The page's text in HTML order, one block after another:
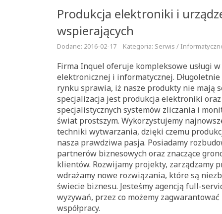
Produkcja elektroniki i
wspierających
Dodane: 2016-02-17 Kategoria: Serwis /
Firma Inquel oferuje kompleksowe usługi
elektronicznej i informatycznej.
rynku sprawia, iż nasze produkty nie mają
specjalizacja jest produkcja elektroniki
specjalistycznych systemów zliczania i
świat prostszym. Wykorzystujemy
techniki wytwarzania, dzięki czemu
nasza prawdziwa pasja. Posiadamy
partnerów biznesowych oraz znaczące
klientów. Rozwijamy projekty, zarządzamy
wdrażamy nowe rozwiązania, które są
świecie biznesu. Jesteśmy agencją full-
wyzywań, przez co możemy
współpracy.